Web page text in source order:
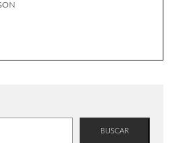
BUSCAR